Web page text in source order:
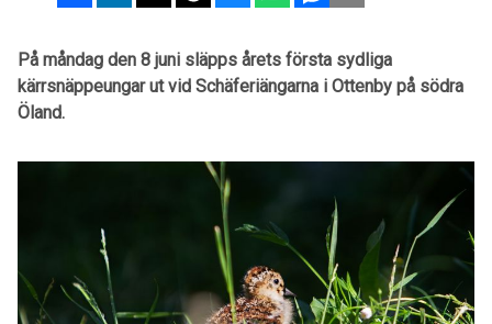
På måndag den 8 juni släpps årets första sydliga
kärrsnäppeungar ut vid Schäferiängarna i Ottenby på södra
Öland.